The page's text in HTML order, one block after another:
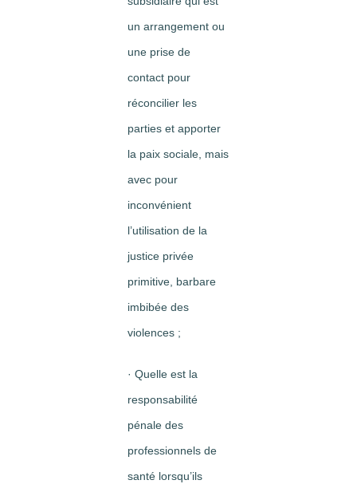
un arrangement ou
une prise de
contact pour
réconcilier les
parties et apporter
la paix sociale, mais
avec pour
inconvénient
l’utilisation de la
justice privée
primitive, barbare
imbibée des
violences ;
· Quelle est la
responsabilité
pénale des
professionnels de
santé lorsqu’ils